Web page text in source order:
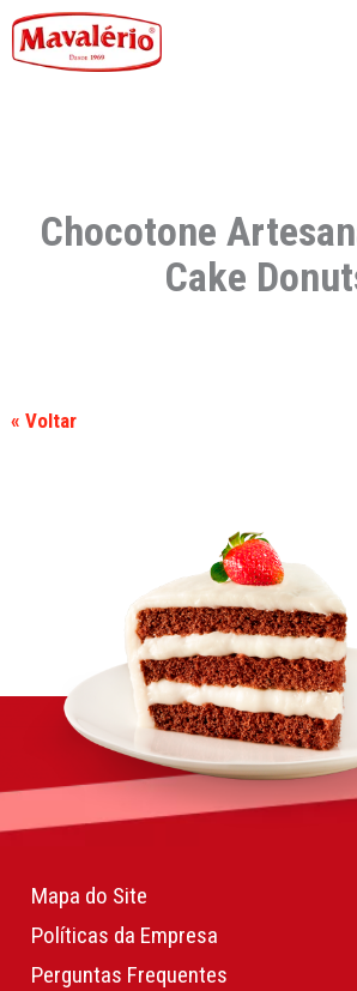
Chocotone
Cake
« Voltar
Mapa do Site
Políticas da Empresa
Perguntas Frequentes